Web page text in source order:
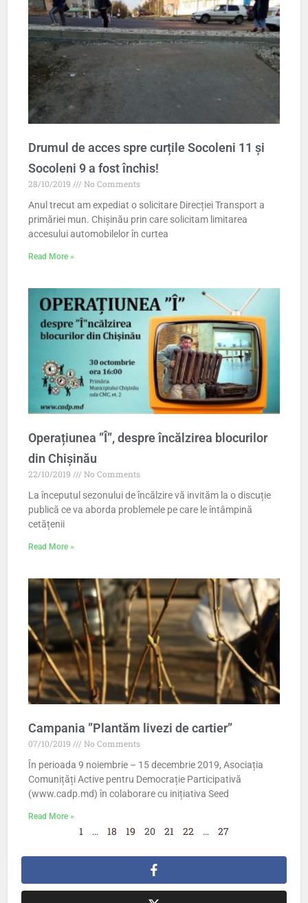
Drumul de acces spre curțile Socoleni 11 și
Socoleni 9 a fost închis!
28/10/2019
No Comments
Anul trecut am expediat o solicitare Direcției Transport a
primăriei mun. Chișinău prin care solicitam limitarea
accesului automobilelor în curtea
Read More »
Operațiunea ”Î”, despre încălzirea blocurilor
din Chișinău
22/10/2019
No Comments
La începutul sezonului de încălzire vă invităm la o discuție
publică ce va aborda problemele pe care le întâmpină
cetățenii
Read More »
Campania ”Plantăm livezi de cartier”
07/10/2019
No Comments
În perioada 9 noiembrie – 15 decembrie 2019, Asociația
Comunițăți Active pentru Democrație Participativă
(www.cadp.md) în colaborare cu inițiativa Seed
Read More »
1 … 18 19 20 21 22 … 27